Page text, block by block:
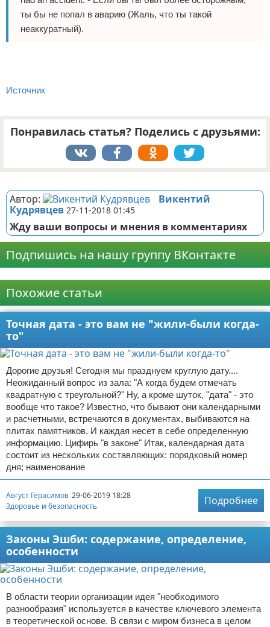
ты бы не попал в аварию (Жаль, что ты такой
неаккуратный).
Источник
Понравилась статья? Поделись с друзьями:
Автор:
Викентий
Кудрявцев 27-11-2018 01:45
Жду ваши вопросы и мнения в комментариях
Подпишись на нашу группу ВКонтакте
Похожие статьи
Точная дата - это вам не "жили-были когда-
то"
Дорогие друзья! Сегодня мы празднуем круглую дату....
Неожиданный вопрос из зала: "А когда будем отмечать
квадратную с треугольной?" Ну, а кроме шуток, "дата" - это
вообще что такое? Известно, что бывают они календарными
и расчетными, встречаются в документах, выбиваются на
плитах памятников. И каждая несет в себе определенную
информацию. Цифирь "в законе" Итак, календарная дата
состоит из нескольких составляющих: порядковый номер
дня; наименование
Август Герасимов 29-06-2019 18:28
Здоровье и безопасность
Подробнее
Законы Эшби: содержание, определение,
особенности
В области теории организации идея "необходимого
разнообразия" используется в качестве ключевого элемента
в теоретической основе. В связи с миром бизнеса в целом